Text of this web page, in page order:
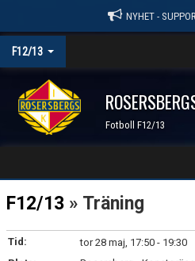
NYHET -
F12/13
Fotboll F12/13
HEM
NYHETER
F12/13 » Träning
Tid:
tor 28 maj, 17:50 - 19:30